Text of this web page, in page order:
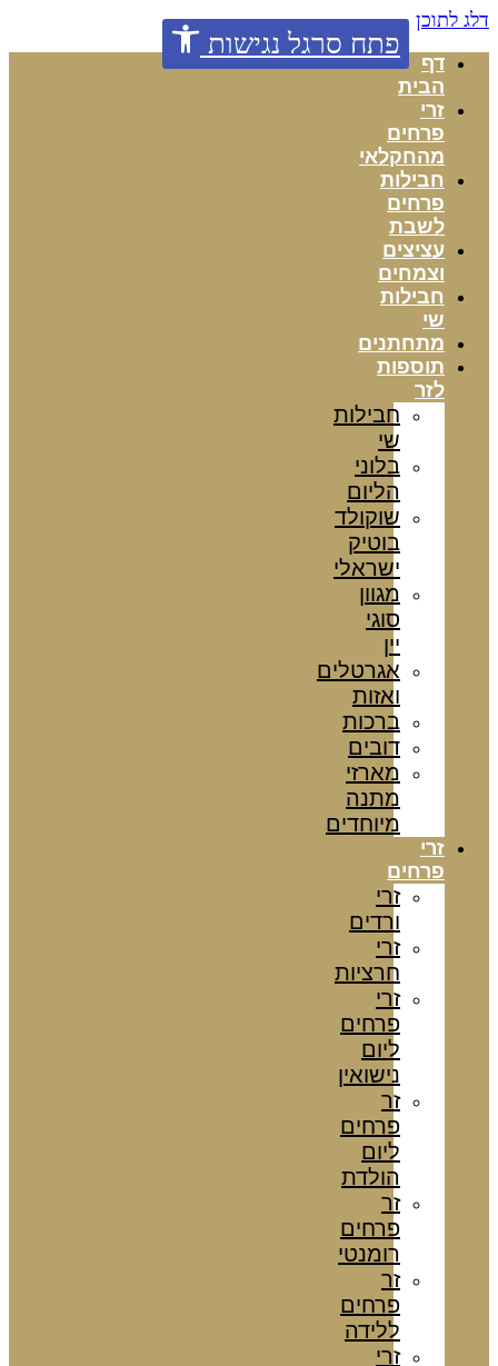
דלג לתוכן
דף
הבית
זרי
פרחים
מהחקלאי
חבילות
פרחים
לשבת
עציצים
וצמחים
חבילות
שי
מתחתנים
תוספות
לזר
חבילות
שי
בלוני
הליום
שוקולד
בוטיק
ישראלי
מגוון
סוגי
יין
אגרטלים
ואזות
ברכות
דובים
מארזי
מתנה
מיוחדים
זרי
פרחים
זרי
ורדים
זרי
חרציות
זרי
פרחים
ליום
נישואין
זר
פרחים
ליום
הולדת
זר
פרחים
רומנטי
זר
פרחים
ללידה
זרי
פתח סרגל נגישות